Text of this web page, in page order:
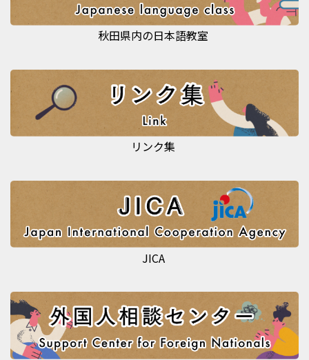
秋田県内の日本語教室
リンク集
JICA